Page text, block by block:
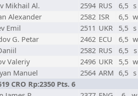
Mikhail Al. 2594 RUS 6,5
Alexander 2582 ISR 6,5
Emil 2511 UKR 5,5
G. Petar 2462 ECU 6,5
2582 RUS 6,5
Valeriy 2496 UKR 5,5
Manuel 2564 ARM 6,5
CRO Rp:2350 Pts. 6